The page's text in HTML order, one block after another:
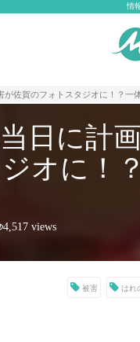
情
佐賀のフォトスタジオに！？一
日に計
オに！
4,517 views
被害 はれ